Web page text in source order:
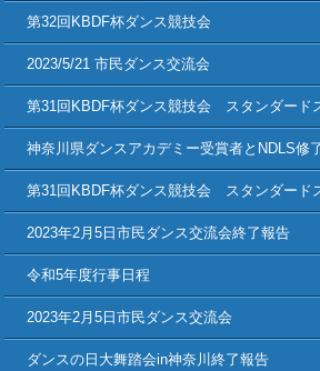
第32回KBDF杯ダンス競技会
2023/5/21 市民ダンス交流会
第31回KBDF杯ダンス競技会 スタンダード
神奈川県ダンスアカデミー受賞者とNDLS修
第31回KBDF杯ダンス競技会 スタンダード
2023年2月5日市民ダンス交流会終了報告
令和5年度行事日程
2023年2月5日市民ダンス交流会
ダンスの日大舞踏会in神奈川終了報告